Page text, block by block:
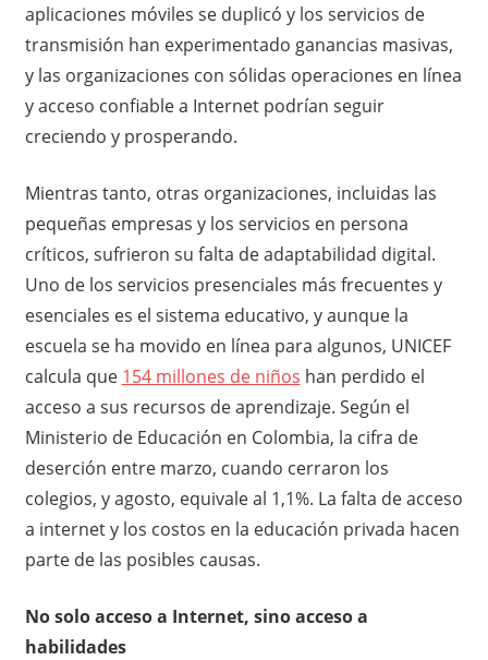
aplicaciones móviles se duplicó y los servicios de
transmisión han experimentado ganancias masivas,
y las organizaciones con sólidas operaciones en línea
y acceso confiable a Internet podrían seguir
creciendo y prosperando.
Mientras tanto, otras organizaciones, incluidas las
pequeñas empresas y los servicios en persona
críticos, sufrieron su falta de adaptabilidad digital.
Uno de los servicios presenciales más frecuentes y
esenciales es el sistema educativo, y aunque la
escuela se ha movido en línea para algunos, UNICEF
calcula que 154 millones de niños han perdido el
acceso a sus recursos de aprendizaje. Según el
Ministerio de Educación en Colombia, la cifra de
deserción entre marzo, cuando cerraron los
colegios, y agosto, equivale al 1,1%. La falta de acceso
a internet y los costos en la educación privada hacen
parte de las posibles causas.
No solo acceso a Internet, sino acceso a
habilidades